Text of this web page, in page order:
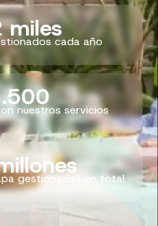
milescada año
.500
nuestros servicios
gestionadas en total